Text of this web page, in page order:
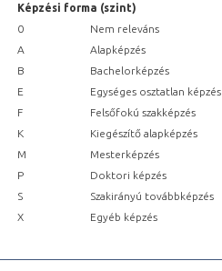
Képzési forma (szint)
0
Nem releváns
A
Alapképzés
B
Bachelorképzés
E
Egységes osztatlan képzés
F
Felsőfokú szakképzés
K
Kiegészítő alapképzés
M
Mesterképzés
P
Doktori képzés
S
Szakirányú továbbképzés
X
Egyéb képzés